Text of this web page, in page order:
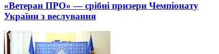
«Ветеран ПРО» — срібні призери Чемпіонату
України з веслування